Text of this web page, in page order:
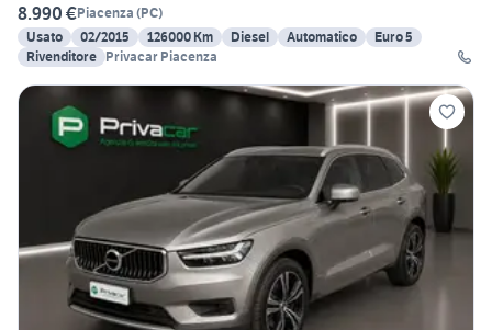
8.990 €Piacenza (PC)
Usato
02/2015 126000 Km Diesel Automatico
Euro 5
Rivenditore Privacar Piacenza